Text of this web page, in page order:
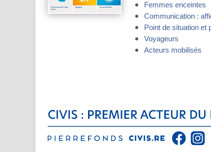
Femmes enceintes
Communication :
Point de situation et
Voyageurs
Acteurs mobilisés